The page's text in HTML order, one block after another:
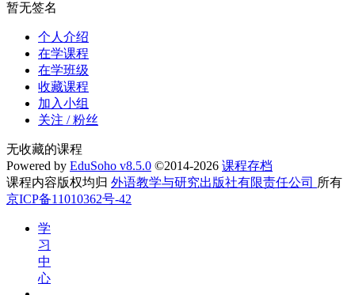
暂无签名
个人介绍
在学课程
在学班级
收藏课程
加入小组
关注 / 粉丝
无收藏的课程
Powered by EduSoho v8.5.0 ©2014-2026 课程存档
课程内容版权均归 外语教学与研究出版社有限责任公司 所有
京ICP备11010362号-42
学
习
中
心